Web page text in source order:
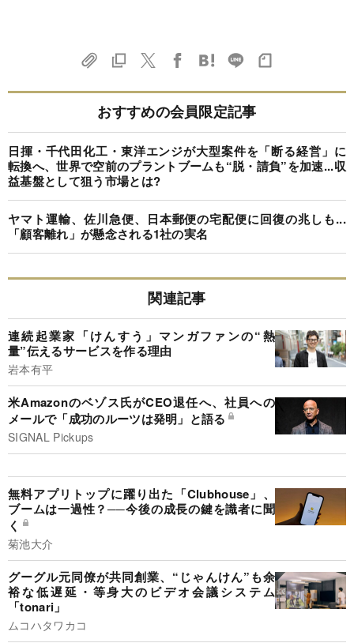
おすすめの会員限定記事
日揮・千代田化工・東洋エンジが大型案件を「断る経営」に
転換へ、世界で空前のプラントブームも“脱・請負”を加速...収
益基盤として狙う市場とは?
ヤマト運輸、佐川急便、日本郵便の宅配便に回復の兆しも...
「顧客離れ」が懸念される1社の実名
関連記事
連続起業家「けんすう」マンガファンの“熱
量”伝えるサービスを作る理由
岩本有平
米Amazonのベゾス氏がCEO退任へ、社員への
メールで「成功のルーツは発明」と語る
SIGNAL Pickups
無料アプリトップに躍り出た「Clubhouse」、
ブームは一過性？──今後の成長の鍵を識者に聞
く
菊池大介
グーグル元同僚が共同創業、“じゃんけん”も余
裕な低遅延・等身大のビデオ会議システム
「tonari」
ムコハタワカコ